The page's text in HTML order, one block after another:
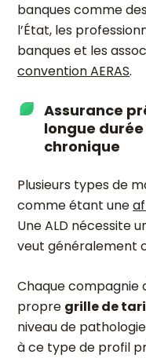
banques comme
l’État, les
banques et les
convention AERAS.
Assurance
longue
chronique
Plusieurs types de
comme étant une
Une ALD nécessite
veut généralement
Chaque compagnie
propre grille de
niveau de
à ce type de profil